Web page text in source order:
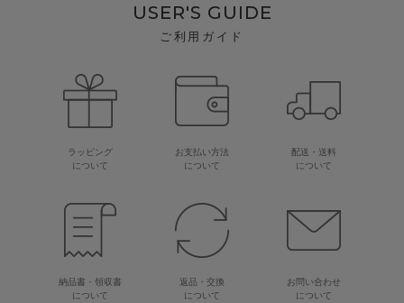
USER'S GUIDE
ご利用ガイド
ラッピング
について
お支払い方法
について
配送・送料
について
納品書・領収書
について
返品・交換
について
お問い合わせ
について